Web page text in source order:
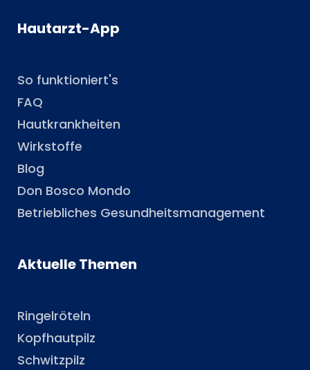
Hautarzt-App
So funktioniert's
FAQ
Hautkrankheiten
Wirkstoffe
Blog
Don Bosco Mondo
Betriebliches Gesundheitsmanagement
Aktuelle Themen
Ringelröteln
Kopfhautpilz
Schwitzpilz